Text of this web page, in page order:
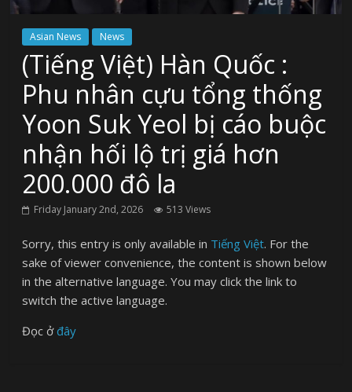
Asian News News
(Tiếng Việt) Hàn Quốc :
Phu nhân cựu tổng thống
Yoon Suk Yeol bị cáo buộc
nhận hối lộ trị giá hơn
200.000 đô la
Friday January 2nd, 2026 513 Views
Sorry, this entry is only available in Tiếng Việt. For the
sake of viewer convenience, the content is shown below
in the alternative language. You may click the link to
switch the active language.
Đọc ởđây